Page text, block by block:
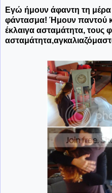
Εγώ ήμουν άφαντη τη
φάντασμα! Ήμουν παντού
έκλαιγα ασταμάτητα, τους